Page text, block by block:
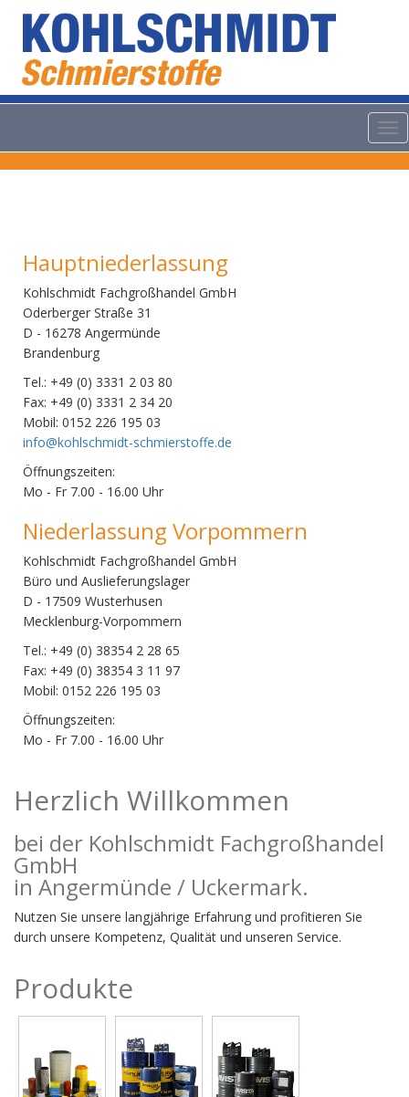
Hauptniederlassung
Kohlschmidt Fachgroßhandel GmbH
Oderberger Straße 31
D - 16278 Angermünde
Brandenburg
Tel.: +49 (0) 3331 2 03 80
Fax: +49 (0) 3331 2 34 20
Mobil: 0152 226 195 03
info@kohlschmidt-schmierstoffe.de
Öffnungszeiten:
Mo - Fr 7.00 - 16.00 Uhr
Niederlassung Vorpommern
Kohlschmidt Fachgroßhandel GmbH
Büro und Auslieferungslager
D - 17509 Wusterhusen
Mecklenburg-Vorpommern
Tel.: +49 (0) 38354 2 28 65
Fax: +49 (0) 38354 3 11 97
Mobil: 0152 226 195 03
Öffnungszeiten:
Mo - Fr 7.00 - 16.00 Uhr
Herzlich Willkommen
bei der Kohlschmidt Fachgroßhandel
GmbH
in Angermünde / Uckermark.
Nutzen Sie unsere langjährige Erfahrung und profitieren Sie
durch unsere Kompetenz, Qualität und unseren Service.
Produkte